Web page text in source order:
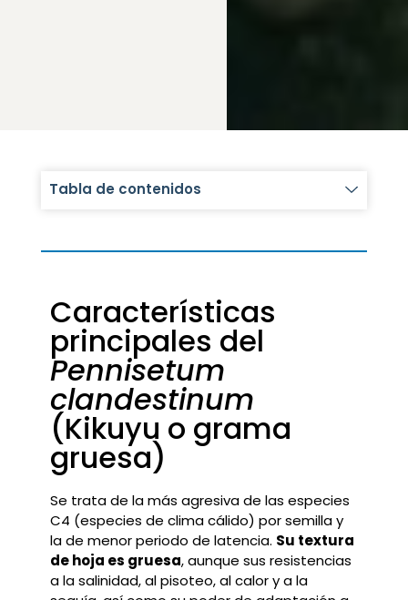
Tabla de contenidos
Características
principales del
Pennisetum
clandestinum
(Kikuyu o grama
gruesa)
Se trata de la más agresiva de las especies
C4 (especies de clima cálido) por semilla y
la de menor periodo de latencia. Su textura
de hoja es gruesa, aunque sus resistencias
a la salinidad, al pisoteo, al calor y a la